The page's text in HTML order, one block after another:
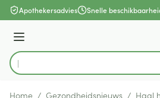
Ga naar de inhoud
Apothekersadvies Snelle
Menu
Product, merk, categorie...
Home / Gezondheidsnieuws / Haal